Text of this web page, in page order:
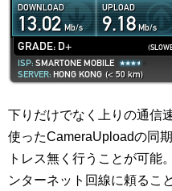
下りだけでなく上りの通信
使ったCameraUploadの同
トレス無く行うことが可能
ンターネット回線に頼るこ